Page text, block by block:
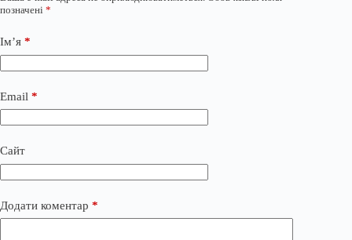
позначені *
Ім’я *
Email *
Сайт
Додати коментар *